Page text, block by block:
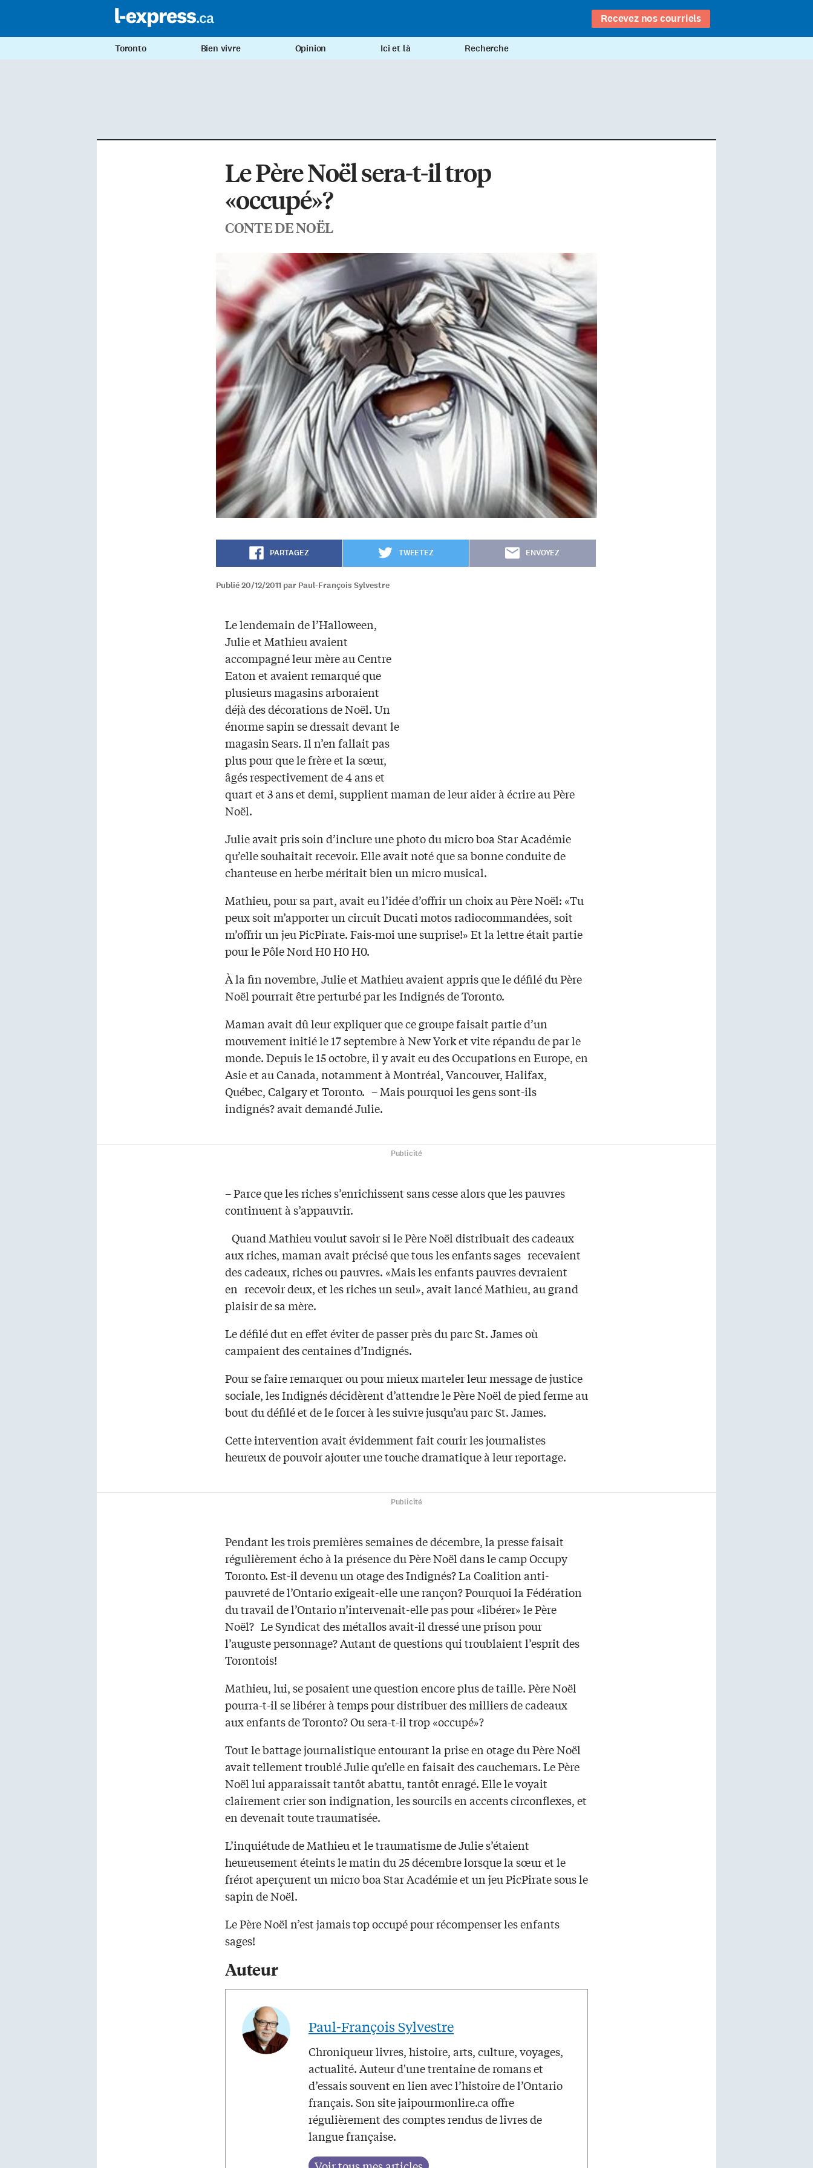
Recevez nos courriels
Toronto Bien vivre Opinion Ici et là Recherche
Le Père Noël sera-t-il trop
«occupé»?
CONTE DE NOËL
PARTAGEZ TWEETEZ ENVOYEZ
Publié 20/12/2011 par Paul-François Sylvestre
Le lendemain de l’Halloween,
Julie et Mathieu avaient
accompagné leur mère au Centre
Eaton et avaient remarqué que
plusieurs magasins arboraient
déjà des décorations de Noël. Un
énorme sapin se dressait devant le
magasin Sears. Il n’en fallait pas
plus pour que le frère et la sœur,
âgés respectivement de 4 ans et
quart et 3 ans et demi, supplient maman de leur aider à écrire au Père
Noël.
Julie avait pris soin d’inclure une photo du micro boa Star Académie
qu’elle souhaitait recevoir. Elle avait noté que sa bonne conduite de
chanteuse en herbe méritait bien un micro musical.
Mathieu, pour sa part, avait eu l’idée d’offrir un choix au Père Noël: «Tu
peux soit m’apporter un circuit Ducati motos radiocommandées, soit
m’offrir un jeu PicPirate. Fais-moi une surprise!» Et la lettre était partie
pour le Pôle Nord H0 H0 H0.
À la fin novembre, Julie et Mathieu avaient appris que le défilé du Père
Noël pourrait être perturbé par les Indignés de Toronto.
Maman avait dû leur expliquer que ce groupe faisait partie d’un
mouvement initié le 17 septembre à New York et vite répandu de par le
monde. Depuis le 15 octobre, il y avait eu des Occupations en Europe, en
Asie et au Canada, notamment à Montréal, Vancouver, Halifax,
Québec, Calgary et Toronto. – Mais pourquoi les gens sont-ils
indignés? avait demandé Julie.
Publicité
– Parce que les riches s’enrichissent sans cesse alors que les pauvres
continuent à s’appauvrir.
Quand Mathieu voulut savoir si le Père Noël distribuait des cadeaux
aux riches, maman avait précisé que tous les enfants sages recevaient
des cadeaux, riches ou pauvres. «Mais les enfants pauvres devraient
en recevoir deux, et les riches un seul», avait lancé Mathieu, au grand
plaisir de sa mère.
Le défilé dut en effet éviter de passer près du parc St. James où
campaient des centaines d’Indignés.
Pour se faire remarquer ou pour mieux marteler leur message de justice
sociale, les Indignés décidèrent d’attendre le Père Noël de pied ferme au
bout du défilé et de le forcer à les suivre jusqu’au parc St. James.
Cette intervention avait évidemment fait courir les journalistes
heureux de pouvoir ajouter une touche dramatique à leur reportage.
Publicité
Pendant les trois premières semaines de décembre, la presse faisait
régulièrement écho à la présence du Père Noël dans le camp Occupy
Toronto. Est-il devenu un otage des Indignés? La Coalition anti-
pauvreté de l’Ontario exigeait-elle une rançon? Pourquoi la Fédération
du travail de l’Ontario n’intervenait-elle pas pour «libérer» le Père
Noël? Le Syndicat des métallos avait-il dressé une prison pour
l’auguste personnage? Autant de questions qui troublaient l’esprit des
Torontois!
Mathieu, lui, se posaient une question encore plus de taille. Père Noël
pourra-t-il se libérer à temps pour distribuer des milliers de cadeaux
aux enfants de Toronto? Ou sera-t-il trop «occupé»?
Tout le battage journalistique entourant la prise en otage du Père Noël
avait tellement troublé Julie qu’elle en faisait des cauchemars. Le Père
Noël lui apparaissait tantôt abattu, tantôt enragé. Elle le voyait
clairement crier son indignation, les sourcils en accents circonflexes, et
en devenait toute traumatisée.
L’inquiétude de Mathieu et le traumatisme de Julie s’étaient
heureusement éteints le matin du 25 décembre lorsque la sœur et le
frérot aperçurent un micro boa Star Académie et un jeu PicPirate sous le
sapin de Noël.
Le Père Noël n’est jamais top occupé pour récompenser les enfants
sages!
Auteur
Paul-François Sylvestre
Chroniqueur livres, histoire, arts, culture, voyages,
actualité. Auteur d'une trentaine de romans et
d’essais souvent en lien avec l’histoire de l’Ontario
français. Son site jaipourmonlire.ca offre
régulièrement des comptes rendus de livres de
langue française.